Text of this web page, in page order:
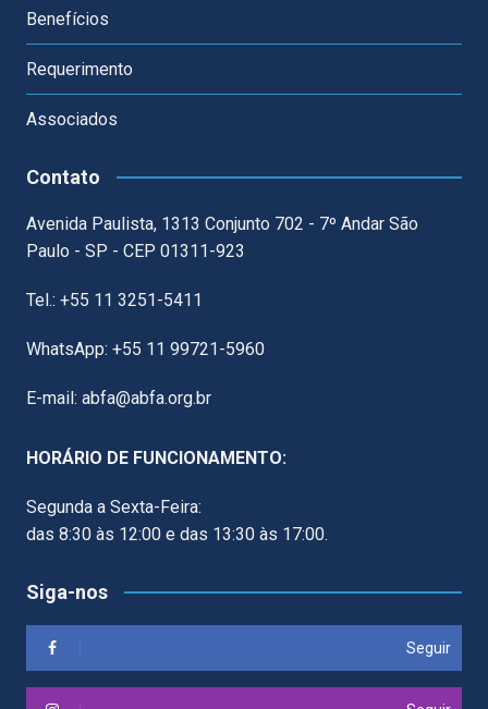
Benefícios
Requerimento
Associados
Contato
Avenida Paulista, 1313 Conjunto 702 - 7º Andar São
Paulo - SP - CEP 01311-923
Tel.: +55 11 3251-5411
WhatsApp: +55 11 99721-5960
E-mail: abfa@abfa.org.br
HORÁRIO DE FUNCIONAMENTO:
Segunda a Sexta-Feira:
das 8:30 às 12:00 e das 13:30 às 17:00.
Siga-nos
Seguir